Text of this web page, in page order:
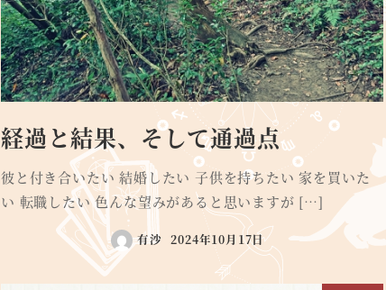
経過と結果、そして通過点
彼と付き合いたい 結婚したい 子供を持ちたい 家を買いた
い 転職したい 色んな望みがあると思いますが […]
有沙 2024年10月17日